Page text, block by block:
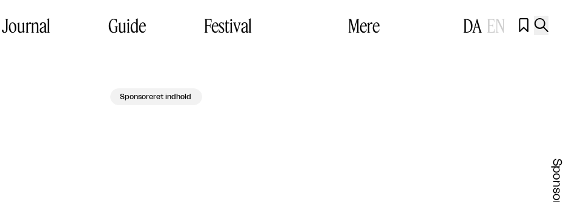
Journal Guide Festival Mere DA EN  
Sponsoreret indhold